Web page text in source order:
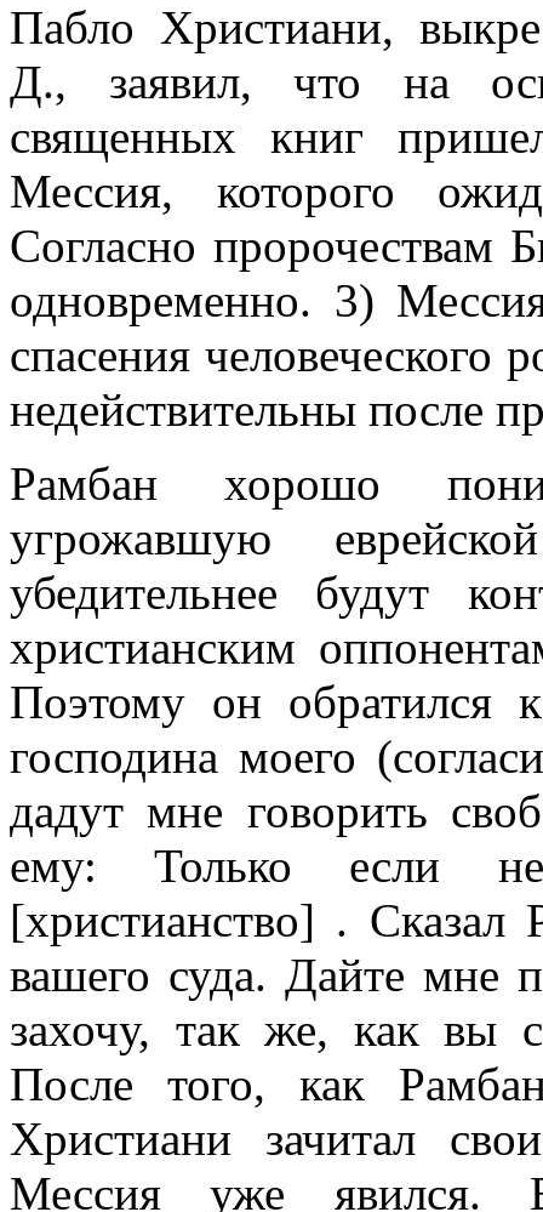
Пабло Христиани,
Д., заявил, что на
священных книг
Мессия, которого
Согласно пророчествам
одновременно. 3)
спасения человеческого
недействительны после
Рамбан хорошо
угрожавшую
убедительнее будут
христианским
Поэтому он обратился
господина моего
дадут мне говорить
ему: Только если
[христианство] . Сказал
вашего суда. Дайте мне
захочу, так же, как вы
После того, как
Христиани зачитал
Мессия уже явился.